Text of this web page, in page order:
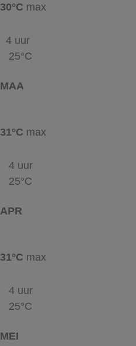
30°C max
4 uur
25°C
MAA
31°C max
4 uur
25°C
APR
31°C max
4 uur
25°C
MEI